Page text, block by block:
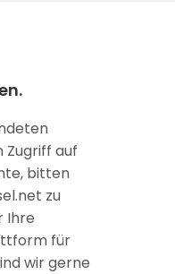
Zugriff auf
bitten
zu
Ihre
für
wir gerne